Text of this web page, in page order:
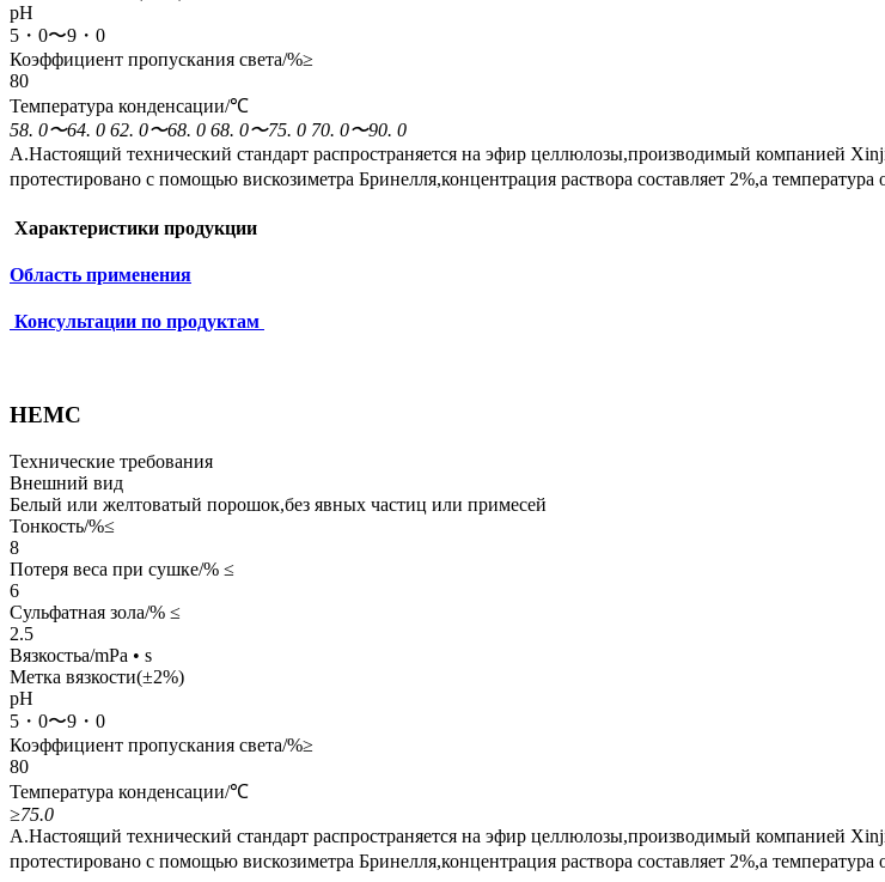
pH
5・0〜9・0
Коэффициент пропускания света/%≥
80
Температура конденсации/℃
58. 0〜64. 0 62. 0〜68. 0 68. 0〜75. 0 70. 0〜90. 0
А.Настоящий технический стандарт распространяется на эфир целлюлозы,производимый компанией
протестировано с помощью вискозиметра Бринелля,концентрация раствора составляет 2%,а
Характеристики продукции
Область применения
Консультации по продуктам
HEMC
Технические требования
Внешний вид
Белый или желтоватый порошок,без явных частиц или примесей
Тонкость/%≤
8
Потеря веса при сушке/% ≤
6
Сульфатная зола/% ≤
2.5
Вязкостьa/mPa • s
Метка вязкости(±2%)
pH
5・0〜9・0
Коэффициент пропускания света/%≥
80
Температура конденсации/℃
≥75.0
А.Настоящий технический стандарт распространяется на эфир целлюлозы,производимый компанией
протестировано с помощью вискозиметра Бринелля,концентрация раствора составляет 2%,а